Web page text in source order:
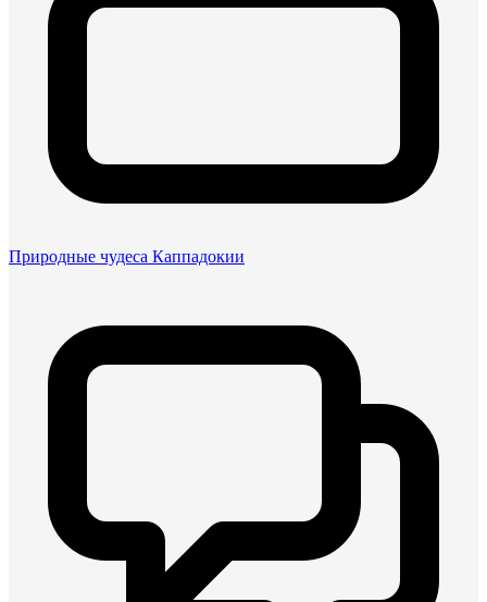
Природные чудеса Каппадокии